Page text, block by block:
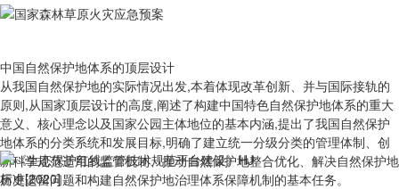
中国自然保护地体系的顶层设计
从我国自然保护地的实际情况出发,本着体现改革创新、并与国际接轨的
原则,从国家顶层设计的高度,阐述了构建中国特色自然保护地体系的重大
意义、核心理念以及国家公园主体地位的基本内涵,提出了我国自然保护
地体系的分类系统和发展目标,明确了建立统一分级分类的管理体制、创
新科学规范适用的监管机制、推动自然保护地整合优化、解决自然保护地
历史遗留问题和构建自然保护地治理体系保障机制的基本任务。